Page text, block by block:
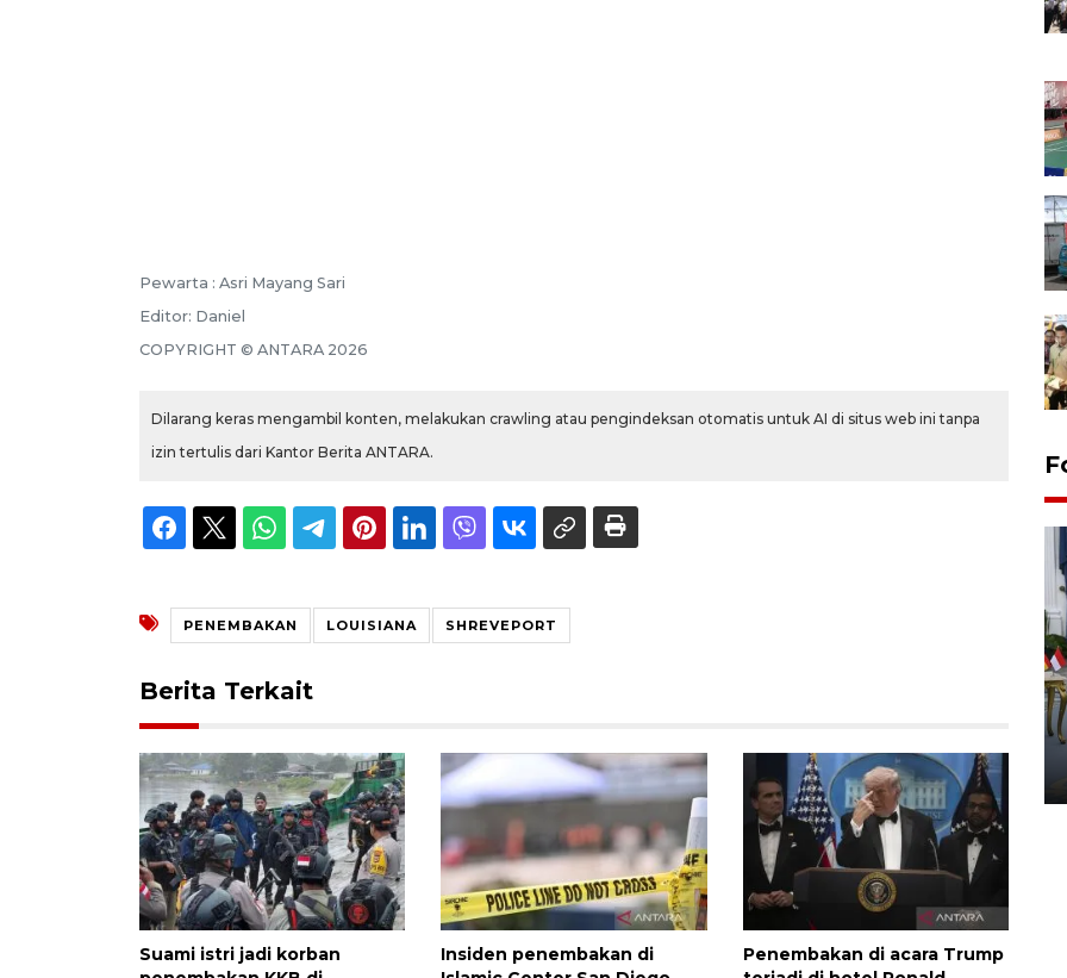
Pewarta : Asri Mayang Sari
Editor: Daniel
COPYRIGHT © ANTARA 2026
Dilarang keras mengambil konten, melakukan crawling atau pengindeksan otomatis untuk AI di situs web ini tanpa
izin tertulis dari Kantor Berita ANTARA.
PENEMBAKAN LOUISIANA SHREVEPORT
Berita Terkait
Suami istri jadi korban
Insiden penembakan di
Penembakan di acara Trump
02 April 2026 12:51 WIB